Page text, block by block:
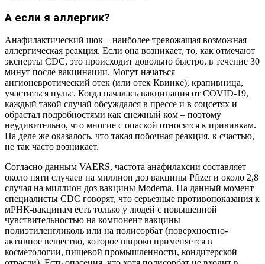
А если я аллергик?
Анафилактический шок – наиболее тревожащая возможная
аллергическая реакция. Если она возникает, то, как отмечают
эксперты CDC, это происходит довольно быстро, в течение 30
минут после вакцинации. Могут начаться
ангионевротический отек (или отек Квинке), крапивница,
участиться пульс. Когда началась вакцинация от COVID-19,
каждый такой случай обсуждался в прессе и в соцсетях и
обрастал подробностями как снежный ком – поэтому
неудивительно, что многие с опаской относятся к прививкам.
На деле же оказалось, что такая побочная реакция, к счастью,
не так часто возникает.
Согласно данным VAERS, частота анафилаксии составляет
около пяти случаев на миллион доз вакцины Pfizer и около 2,8
случая на миллион доз вакцины Moderna. На данный момент
специалисты CDC говорят, что серьезные противопоказания к
мРНК-вакцинам есть только у людей с повышенной
чувствительностью на компонент вакцины
полиэтиленгликоль или на полисорбат (поверхностно-
активное вещество, которое широко применяется в
косметологии, пищевой промышленности, кондитерской